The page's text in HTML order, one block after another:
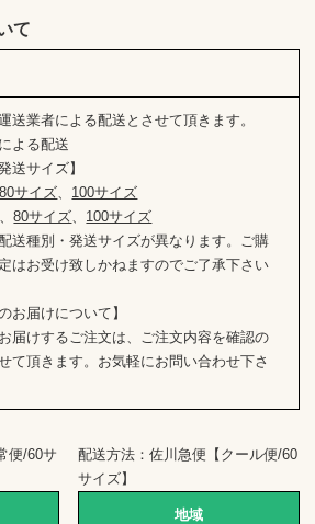
て
送業者による配送とさせて頂きます。
よる配送
送サイズ】
80サイズ、 100サイズ
、80サイズ、 100サイズ
送種別・発送サイズが異なります。ご購
はお受け致しかねますのでご了承下さい
お届けについて】
届けするご注文は、ご注文内容を確認の
て頂きます。お気軽にお問い合わせ下さ
便/60サ
配送方法：佐川急便【クール便/60
サイズ】
地域